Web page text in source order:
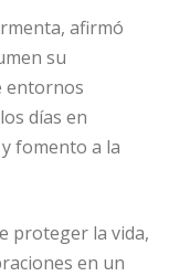
afirmó
su
entornos
días en
fomento a la
proteger la vida,
en un